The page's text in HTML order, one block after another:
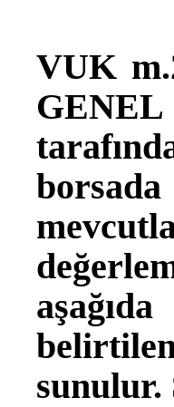
VUK
sunulur.